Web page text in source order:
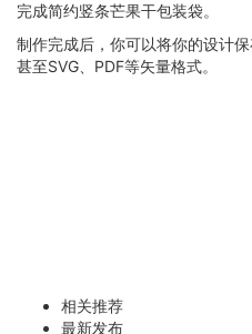
完成简约竖条芒果干包装袋。
制作完成后，你可以将你的设计
甚至SVG、PDF等矢量格式。
相关推荐
最新发布